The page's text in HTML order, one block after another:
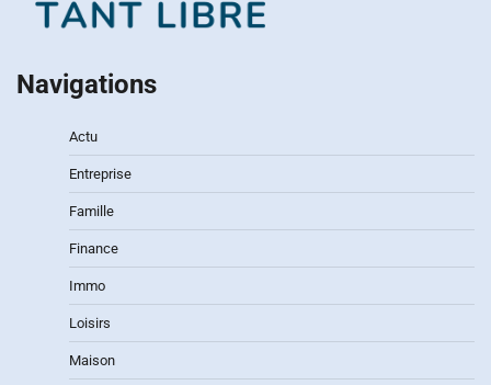
Navigations
Actu
Entreprise
Famille
Finance
Immo
Loisirs
Maison